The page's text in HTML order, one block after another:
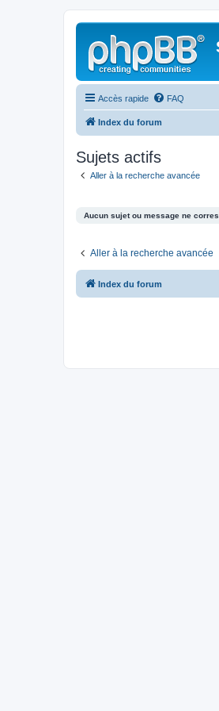
Accès rapide FAQ
Index du forum
Sujets actifs
Aller à la recherche avancée
Aucun sujet ou message ne
Aller à la recherche avancée
Index du forum